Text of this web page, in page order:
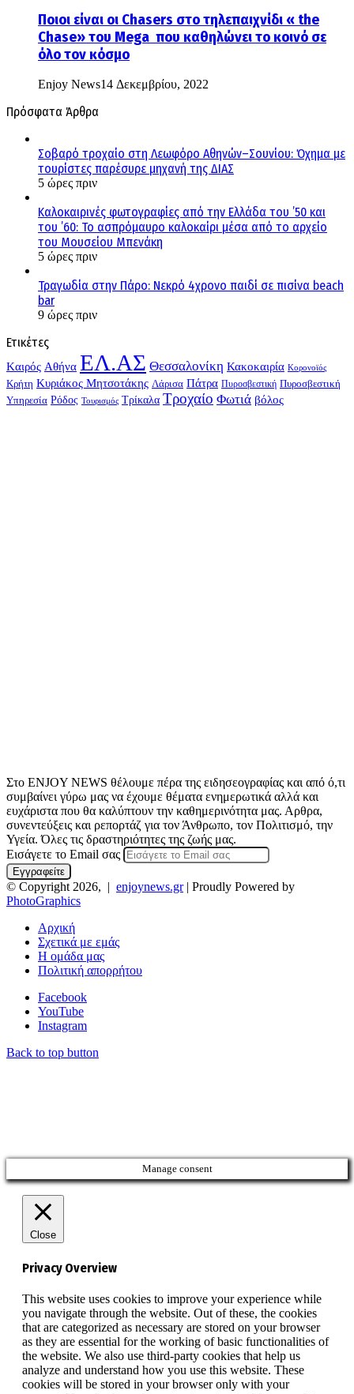
Ποιοι είναι οι Chasers στο τηλεπαιχνίδι « the
Chase» του Mega που καθηλώνει το κοινό σε
όλο τον κόσμο
Enjoy News14 Δεκεμβρίου, 2022
Πρόσφατα Άρθρα
Σοβαρό τροχαίο στη Λεωφόρο Αθηνών–Σουνίου: Όχημα με
τουρίστες παρέσυρε μηχανή της ΔΙΑΣ
5 ώρες πριν
Καλοκαιρινές φωτογραφίες από την Ελλάδα του ’50 και
του ’60: Το ασπρόμαυρο καλοκαίρι μέσα από το αρχείο
του Μουσείου Μπενάκη
5 ώρες πριν
Τραγωδία στην Πάρο: Νεκρό 4χρονο παιδί σε πισίνα beach
bar
9 ώρες πριν
Ετικέτες
Kαιρός Αθήνα ΕΛ.ΑΣ Θεσσαλονίκη Κακοκαιρία Κορονοϊός
Κρήτη Κυριάκος Μητσοτάκης Λάρισα Πάτρα Πυροσβεστική Πυροσβεστική
Υπηρεσία Ρόδος Τουρισμός Τρίκαλα Τροχαίο Φωτιά βόλος
Στο ENJOY NEWS θέλουμε πέρα της ειδησεογραφίας και από ό,τι
συμβαίνει γύρω μας να έχουμε θέματα ενημερωτικά αλλά και
ευχάριστα που θα καλύπτουν την καθημερινότητα μας. Αρθρα,
συνεντεύξεις και ρεπορτάζ για τον Άνθρωπο, τον Πολιτισμό, την
Υγεία. Όλες τις δραστηριότητες της ζωής μας.
Εισάγετε το Email σας
© Copyright 2026, | enjoynews.gr| Proudly Powered by
PhotoGraphics
Αρχική
Σχετικά με εμάς
Η ομάδα μας
Πολιτική απορρήτου
Facebook
YouTube
Instagram
Back to top button
Manage consent
Close
Privacy Overview
This website uses cookies to improve your experience while
you navigate through the website. Out of these, the cookies
that are categorized as necessary are stored on your browser
as they are essential for the working of basic functionalities of
the website. We also use third-party cookies that help us
analyze and understand how you use this website. These
cookies will be stored in your browser only with your